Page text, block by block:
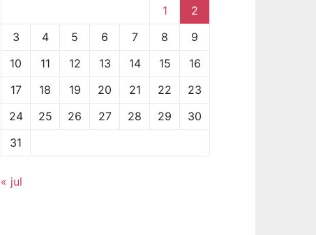
1
2
3
4 5 6 7 8
9
10
11 12 13 14 15
16
17
18 19 20 21 22
23
24
25 26 27 28 29
30
31
« jul